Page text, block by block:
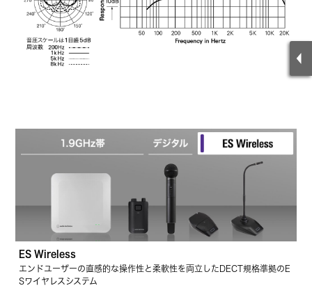
ES Wireless
エンドユーザーの直感的な操作性と柔軟性を両立したDECT規格準拠のE
Sワイヤレスシステム